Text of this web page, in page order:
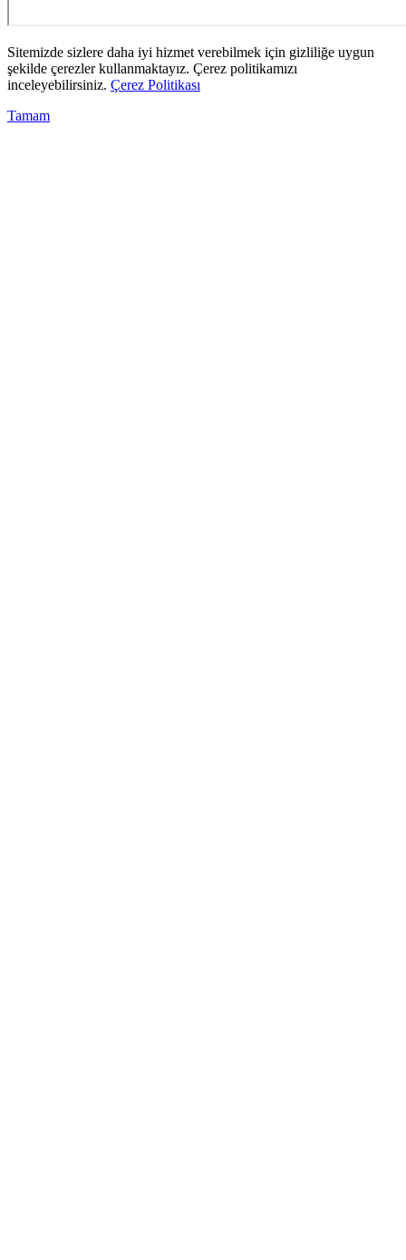
Sitemizde sizlere daha iyi hizmet verebilmek için gizliliğe uygun
şekilde çerezler kullanmaktayız. Çerez politikamızı
inceleyebilirsiniz. Çerez Politikası
Tamam